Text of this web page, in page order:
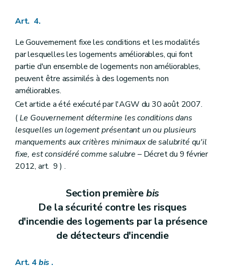
Art. 4.
Le Gouvernement fixe les conditions et les modalités
par lesquelles les logements améliorables, qui font
partie d'un ensemble de logements non améliorables,
peuvent être assimilés à des logements non
améliorables.
Cet article a été exécuté par l'AGW du 30 août 2007.
(Le Gouvernement détermine les conditions dans
lesquelles un logement présentant un ou plusieurs
manquements aux critères minimaux de salubrité qu'il
fixe, est considéré comme salubre – Décret du 9 février
2012, art. 9 ) .
Section premièrebis
De la sécurité contre les risques
d'incendie des logements par la présence
de détecteurs d'incendie
Art. 4bis .